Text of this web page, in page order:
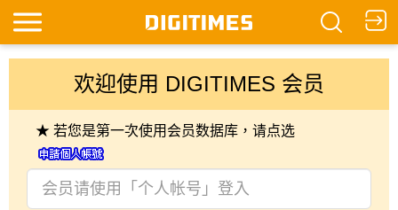
欢迎使用 DIGITIMES 会员
★ 若您是第一次使用会员数据库，请点选